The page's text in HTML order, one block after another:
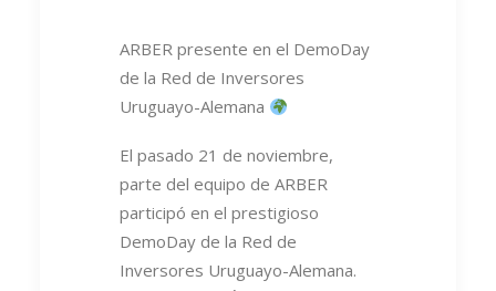
ARBER presente en el DemoDay
de la Red de Inversores
Uruguayo-Alemana
El pasado 21 de noviembre,
parte del equipo de ARBER
participó en el prestigioso
DemoDay de la Red de
Inversores Uruguayo-Alemana.